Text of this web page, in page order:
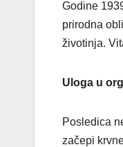
Godine
prirodna
životinja.
Uloga u
Posledica
začepi